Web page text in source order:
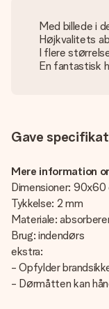
Med billede i
Højkvalitets
I flere
En fantastisk
Gave
Mere information
Dimensioner: 90x60
Tykkelse: 2 mm
Materiale:
Brug: indendørs
ekstra:
- Opfylder
- Dørmåtten kan